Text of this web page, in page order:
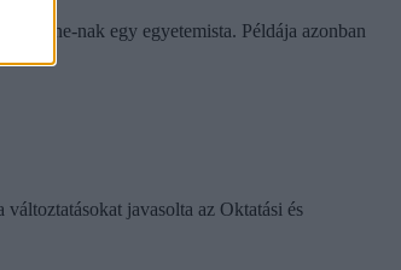
nak egy egyetemista. Példája azonban
javasolta az Oktatási és